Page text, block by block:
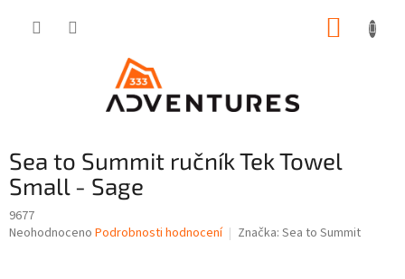
Sea to Summit ručník Tek Towel
Small - Sage
9677
Průměrné
Neohodnoceno Podrobnosti hodnocení Značka: Sea to Summit